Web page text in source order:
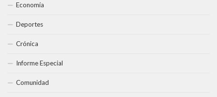
Economía
Deportes
Crónica
Informe Especial
Comunidad